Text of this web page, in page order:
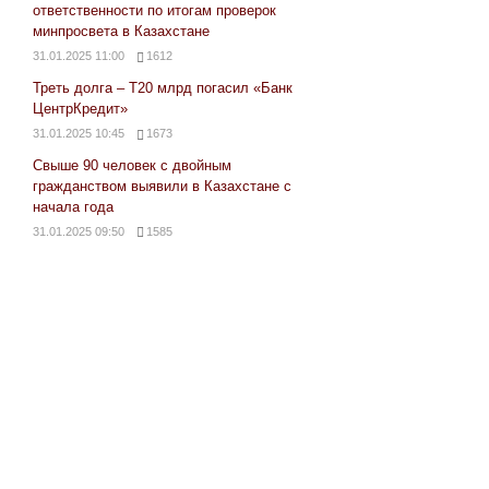
ответственности по итогам проверок
минпросвета в Казахстане
31.01.2025 11:00 1612
Треть долга – Т20 млрд погасил «Банк
ЦентрКредит»
31.01.2025 10:45 1673
Свыше 90 человек с двойным
гражданством выявили в Казахстане с
начала года
31.01.2025 09:50 1585